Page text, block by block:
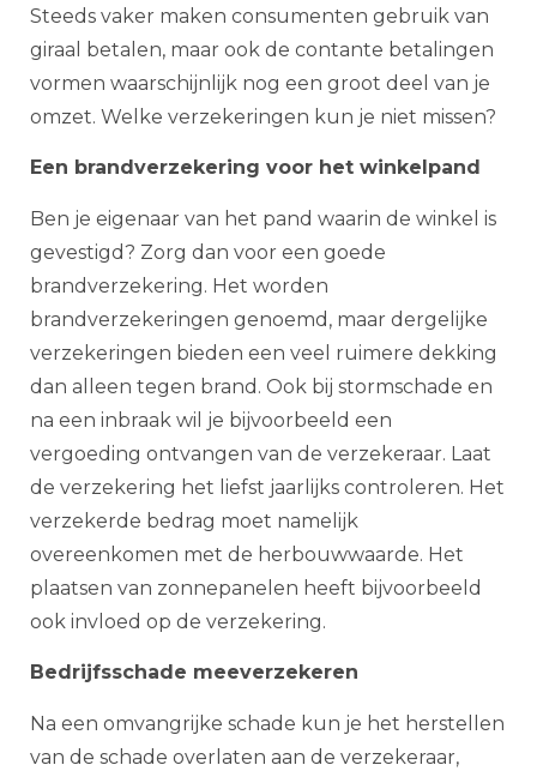
Steeds vaker maken consumenten gebruik van
giraal betalen, maar ook de contante betalingen
vormen waarschijnlijk nog een groot deel van je
omzet. Welke verzekeringen kun je niet missen?
Een brandverzekering voor het winkelpand
Ben je eigenaar van het pand waarin de winkel is
gevestigd? Zorg dan voor een goede
brandverzekering. Het worden
brandverzekeringen genoemd, maar dergelijke
verzekeringen bieden een veel ruimere dekking
dan alleen tegen brand. Ook bij stormschade en
na een inbraak wil je bijvoorbeeld een
vergoeding ontvangen van de verzekeraar. Laat
de verzekering het liefst jaarlijks controleren. Het
verzekerde bedrag moet namelijk
overeenkomen met de herbouwwaarde. Het
plaatsen van zonnepanelen heeft bijvoorbeeld
ook invloed op de verzekering.
Bedrijfsschade meeverzekeren
Na een omvangrijke schade kun je het herstellen
van de schade overlaten aan de verzekeraar,